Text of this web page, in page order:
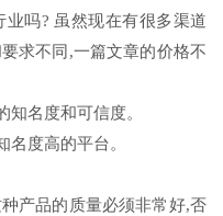
吗? 虽然现在有很多渠道
求不同,一篇文章的价格不
名度和可信度。
度高的平台。
产品的质量必须非常好,否